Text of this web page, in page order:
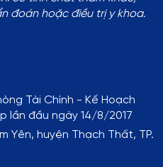
đoán hoặc điều trị y khoa.
Tài Chính - Kế Hoạch
lần đầu ngày 14/8/2017
Yên, huyện Thạch Thất, TP.